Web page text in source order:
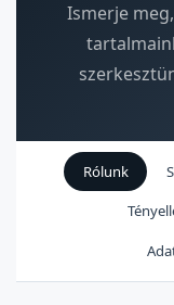
Ismerje
Rólunk